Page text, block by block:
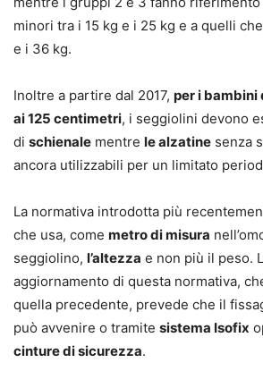
minori tra i 15 kg e i 25 kg e a quelli
e i 36 kg.
Inoltre a partire dal 2017, per i
ai 125 centimetri, i seggiolini devono
di schienale mentre le alzatine senza
ancora utilizzabili per un limitato
La normativa introdotta più
che usa, come metro di misura
seggiolino, l’altezza e non più il peso.
aggiornamento di questa normativa,
quella precedente, prevede che il
può avvenire o tramite sistema Isofix
cinture di sicurezza.